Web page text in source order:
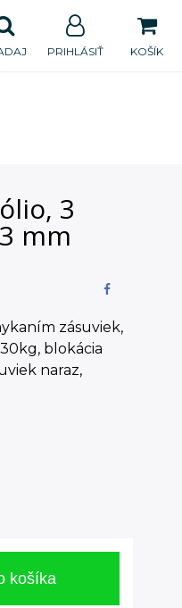
KOŠÍK
PRIHLÁSIŤ
3
mm
zásuviek,
blokácia
naraz,
košíka